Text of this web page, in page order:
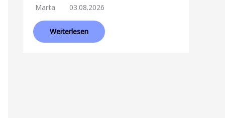
Marta 03.08.2026
Weiterlesen